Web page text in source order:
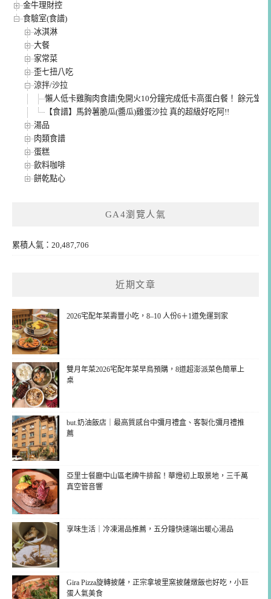
金牛理財控
食驗室(食譜)
冰淇淋
大餐
家常菜
歪七扭八吃
涼拌/沙拉
懶人低卡雞胸肉食譜|免開火10分鐘完成低卡高蛋白餐！ 餘元堂
【食譜】馬鈴薯脆瓜(醬瓜)雞蛋沙拉 真的超級好吃阿!!
湯品
肉類食譜
蛋糕
飲料咖啡
餅乾點心
GA4瀏覽人氣
累積人氣：20,487,706
近期文章
2026宅配年菜壽豐小吃，8–10 人份6＋1道免運到家
雙月年菜2026宅配年菜早鳥預購，8道超澎派菜色簡單上
桌
but.奶油飯店｜最高質感台中彌月禮盒、客製化彌月禮推
薦
亞里士餐廳中山區老牌牛排館！華燈初上取景地，三千萬
真空管音響
享味生活｜冷凍湯品推薦，五分鐘快速端出暖心湯品
Gira Pizza旋轉披薩，正宗拿坡里窯披薩燉飯也好吃，小巨
蛋人氣美食